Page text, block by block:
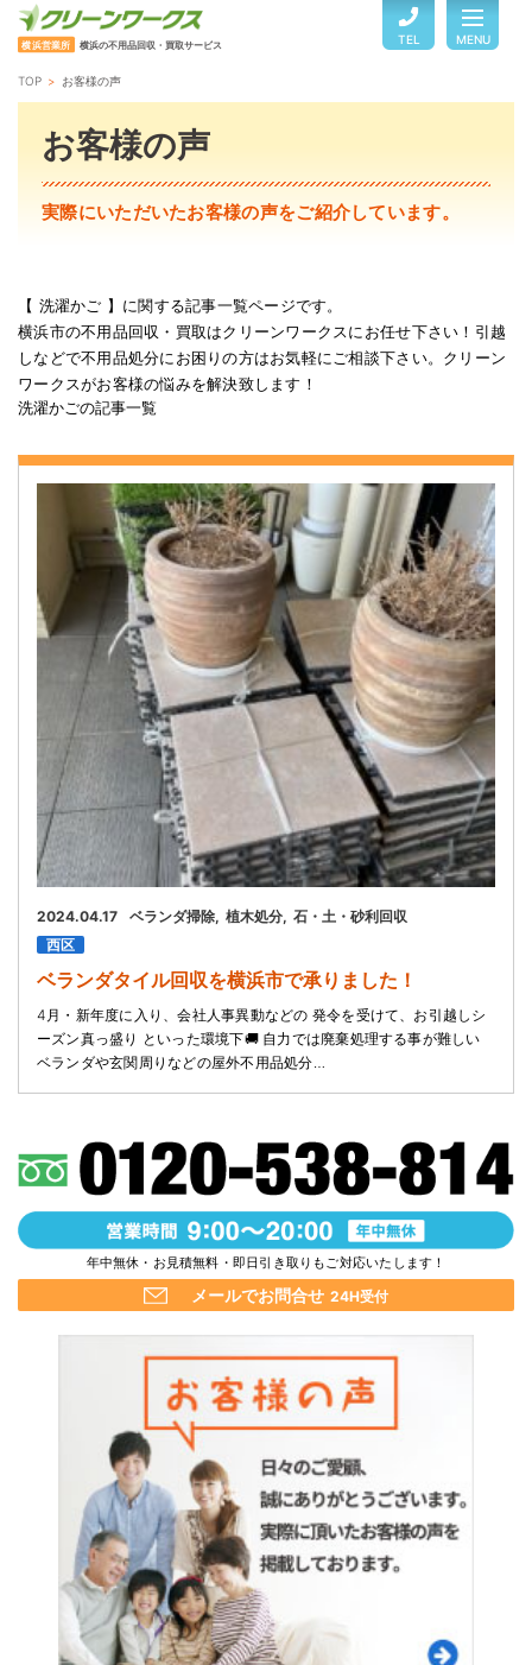
横浜営業所 横浜の不用品回収・買取サービス TEL MENU
サービスのご案内
回収品目・料金
お客様の声
お問い合わせ
会社概要
キャンペーン
WEB割引券プレゼント！
TOP お客様の声
お客様の声
実際にいただいたお客様の声をご紹介しています。
【 洗濯かご 】に関する記事一覧ページです。
横浜市の不用品回収・買取はクリーンワークスにお任せ下さい！引越
しなどで不用品処分にお困りの方はお気軽にご相談下さい。クリーン
ワークスがお客様の悩みを解決致します！
洗濯かごの記事一覧
2024.04.17 ベランダ掃除 植木処分 石・土・砂利回収
西区
ベランダタイル回収を横浜市で承りました！
4月・新年度に入り、会社人事異動などの 発令を受けて、お引越しシ
ーズン真っ盛り といった環境下🚚 自力では廃棄処理する事が難しい
ベランダや玄関周りなどの屋外不用品処分…
年中無休・お見積無料・即日引き取りもご対応いたします！
メールでお問合せ 24H受付